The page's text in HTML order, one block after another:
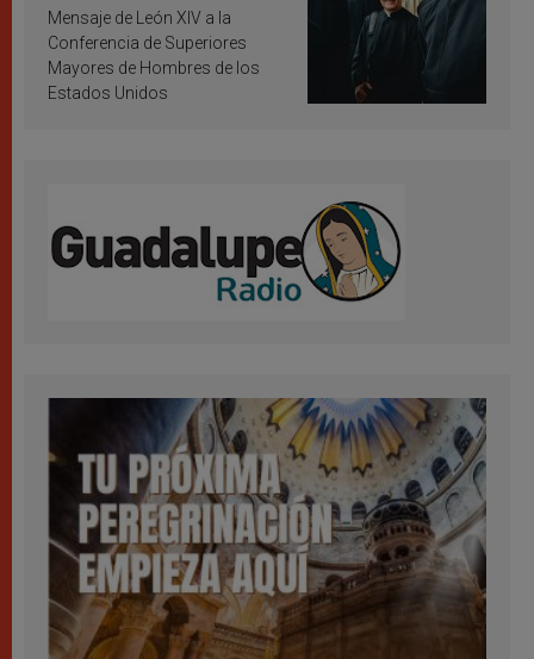
inspiración y santificación
Mensaje de León XIV a la
Conferencia de Superiores
Mayores de Hombres de los
Estados Unidos